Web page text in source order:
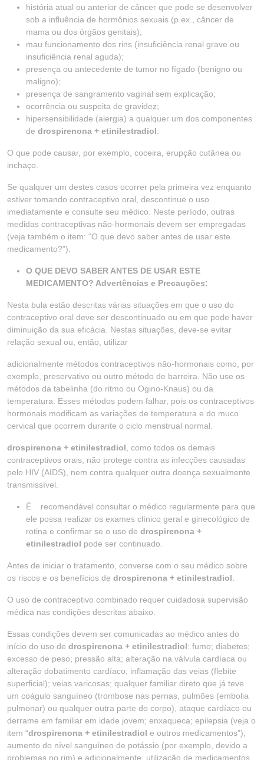
história atual ou anterior de câncer que pode se desenvolver
sob a influência de hormônios sexuais (p.ex., câncer de
mama ou dos órgãos genitais);
mau funcionamento dos rins (insuficiência renal grave ou
insuficiência renal aguda);
presença ou antecedente de tumor no fígado (benigno ou
maligno);
presença de sangramento vaginal sem explicação;
ocorrência ou suspeita de gravidez;
hipersensibilidade (alergia) a qualquer um dos componentes
de drospirenona + etinilestradiol
O que pode causar, por exemplo, coceira, erupção cutânea ou
inchaço.
Se qualquer um destes casos ocorrer pela primeira vez enquanto
estiver tomando contraceptivo oral, descontinue o uso
imediatamente e consulte seu médico. Neste período, outras
medidas contraceptivas não-hormonais devem ser empregadas
(veja também o item: “O que devo saber antes de usar este
medicamento?”).
O QUE DEVO SABER ANTES DE USAR ESTE
MEDICAMENTO? Advertências e Precauções:
Nesta bula estão descritas várias situações em que o uso do
contraceptivo oral deve ser descontinuado ou em que pode haver
diminuição da sua eficácia. Nestas situações, deve-se evitar
relação sexual ou, então, utilizar
adicionalmente métodos contraceptivos não-hormonais como, por
exemplo, preservativo ou outro método de barreira. Não use os
métodos da tabelinha (do ritmo ou Ogino-Knaus) ou da
temperatura. Esses métodos podem falhar, pois os contraceptivos
hormonais modificam as variações de temperatura e do muco
cervical que ocorrem durante o ciclo menstrual normal.
drospirenona + etinilestradiol , como todos os demais
contraceptivos orais, não protege contra as infecções causadas
pelo HIV (AIDS), nem contra qualquer outra doença sexualmente
transmissível.
É recomendável consultar o médico regularmente para que
ele possa realizar os exames clínico geral e ginecológico de
rotina e confirmar se o uso de drospirenona +
etinilestradiol pode ser continuado.
Antes de iniciar o tratamento, converse com o seu médico sobre
os riscos e os benefícios de drospirenona + etinilestradiol
O uso de contraceptivo combinado requer cuidadosa supervisão
médica nas condições descritas abaixo.
Essas condições devem ser comunicadas ao médico antes do
início do uso de drospirenona + etinilestradiol: fumo; diabetes;
excesso de peso; pressão alta; alteração na válvula cardíaca ou
alteração dobatimento cardíaco; inflamação das veias (flebite
superficial); veias varicosas; qualquer familiar direto que já teve
um coágulo sanguíneo (trombose nas pernas, pulmões (embolia
pulmonar) ou qualquer outra parte do corpo), ataque cardíaco ou
derrame em familiar em idade jovem; enxaqueca; epilepsia (veja o
item “drospirenona + etinilestradiol e outros medicamentos”);
aumento do nível sanguíneo de potássio (por exemplo, devido a
problemas no rim) e adicionalmente, utilização de medicamentos